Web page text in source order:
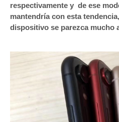
respectivamente y de ese
mantendría con esta
dispositivo se parezca mucho